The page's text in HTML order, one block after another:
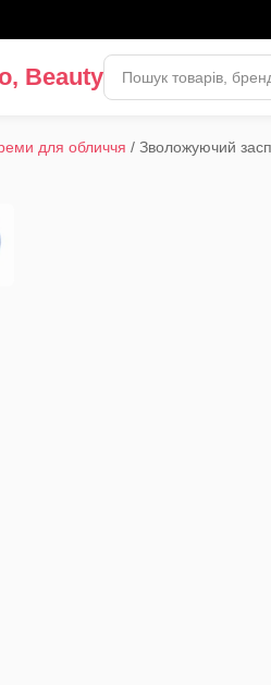
Beauty
для обличчя / Зволожуючий